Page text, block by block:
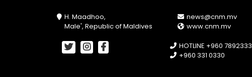
H. Maadhoo,
Male', Republic of Maldives
news@cnm.mv
www.cnm.mv
HOTLINE +960 7892333
+960 331 0330